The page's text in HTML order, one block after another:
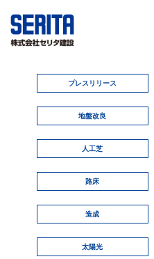
プレスリリース
地盤改良
人工芝
路床
造成
太陽光